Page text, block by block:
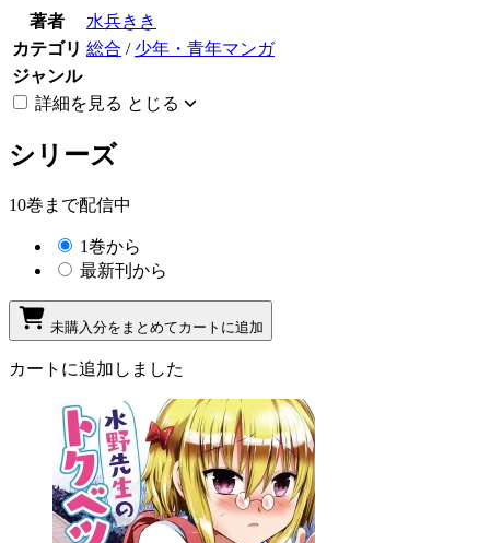
著者
水兵きき
カテゴリ 総合 / 少年・青年マンガ
ジャンル
詳細を見る とじる
シリーズ
10巻まで配信中
1巻から
最新刊から
未購入分をまとめてカートに追加
カートに追加しました